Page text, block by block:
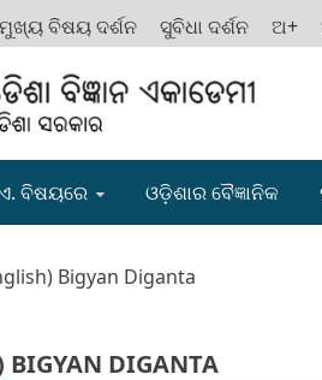
ମୁଖ୍ୟ ବିଷୟ ଦର୍ଶନ ସୁବିଧା ଦର୍ଶନ ଅ+
ବିଷୟରେ ଓଡ଼ିଶାର ବୈଜ୍ଞାନିକ
Bigyan Diganta
BIGYAN DIGANTA